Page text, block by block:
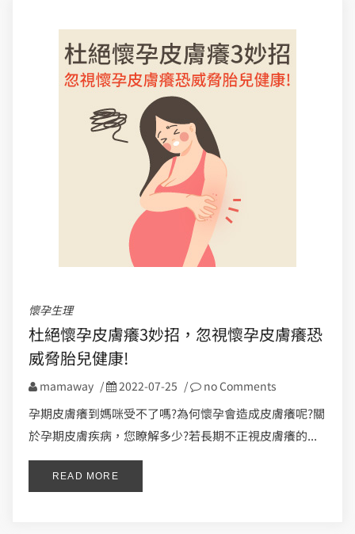
懷孕生理
杜絕懷孕皮膚癢3妙招，忽視懷孕皮膚癢恐
威脅胎兒健康!
mamaway / 2022-07-25 / no Comments
孕期皮膚癢到媽咪受不了嗎?為何懷孕會造成皮膚癢呢?關
於孕期皮膚疾病，您瞭解多少?若長期不正視皮膚癢的...
READ MORE